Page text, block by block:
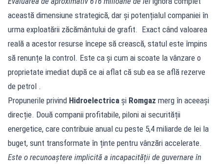
această dimensiune strategică, dar și potențialul companiei în
urma exploatării zăcământului de grafit. Exact când valoarea
reală a acestor resurse începe să crească, statul este împins
să renunțe la control. Este ca și cum ai scoate la vânzare o
proprietate imediat după ce ai aflat că sub ea se află rezerve
de petrol .
Propunerile privind Hidroelectrica și Romgaz merg în aceeași
direcție. Două companii profitabile, piloni ai securității
energetice, care contribuie anual cu peste 5,4 miliarde de lei la
buget, sunt transformate în ținte pentru vânzări accelerate.
Este o recunoaștere implicită a incapacității de guvernare în